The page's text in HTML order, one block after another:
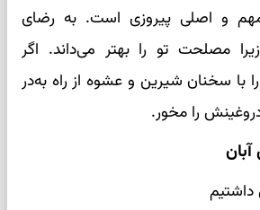
و اصلی پیروزی است. به رضای
مصلحت تو را بهتر می‌داند. اگر
سخنان شیرین و عشوه از راه به‌در
را مخور.
داشتیم